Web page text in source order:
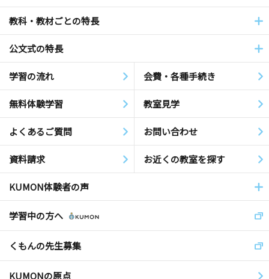
教科・教材ごとの特長
公文式の特長
学習の流れ 会費・各種手続き
無料体験学習 教室見学
よくあるご質問 お問い合わせ
資料請求 お近くの教室を探す
KUMON体験者の声
学習中の方へ
くもんの先生募集
KUMONの原点